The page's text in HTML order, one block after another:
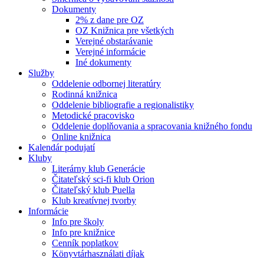
Dokumenty
2% z dane pre OZ
OZ Knižnica pre všetkých
Verejné obstarávanie
Verejné informácie
Iné dokumenty
Služby
Oddelenie odbornej literatúry
Rodinná knižnica
Oddelenie bibliografie a regionalistiky
Metodické pracovisko
Oddelenie doplňovania a spracovania knižného fondu
Online knižnica
Kalendár podujatí
Kluby
Literárny klub Generácie
Čitateľský sci-fi klub Orion
Čitateľský klub Puella
Klub kreatívnej tvorby
Informácie
Info pre školy
Info pre knižnice
Cenník poplatkov
Könyvtárhasználati díjak